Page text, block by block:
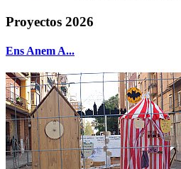
Proyectos 2026
Ens Anem A...